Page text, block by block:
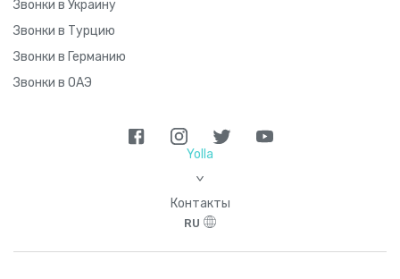
Звонки в Украину
Звонки в Турцию
Звонки в Германию
Звонки в ОАЭ
Yolla
>
Контакты
RU